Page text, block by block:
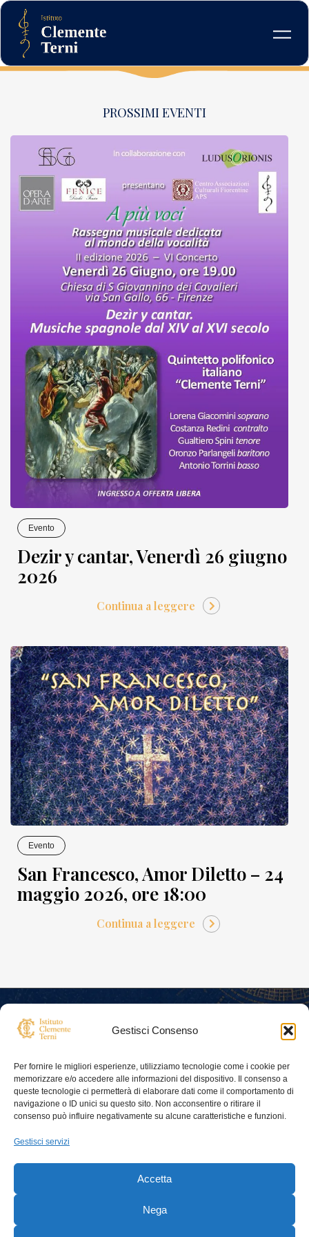
Gestisci Consenso
Per fornire le migliori esperienze, utilizziamo tecnologie come i cookie per
memorizzare e/o accedere alle informazioni del dispositivo. Il consenso a
queste tecnologie ci permetterà di elaborare dati come il comportamento di
navigazione o ID unici su questo sito. Non acconsentire o ritirare il
consenso può influire negativamente su alcune caratteristiche e funzioni.
Gestisci servizi
Accetta
Nega
Skip
content
PROSSIMI EVENTI
Evento
Dezir y cantar, Venerdì 26 giugno
2026
Continua a leggere
Evento
San Francesco, Amor Diletto – 24
maggio 2026, ore 18:00
Continua a leggere
Istituto Clemente Terni — Associazione
culturale ONLUS
Contatti
Codice Fiscale: 94195680486
Partita IVA: 07460330488